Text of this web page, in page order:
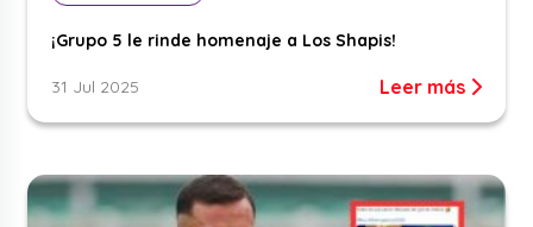
¡Grupo 5 le rinde homenaje a Los Shapis!
31 Jul 2025 Leer más